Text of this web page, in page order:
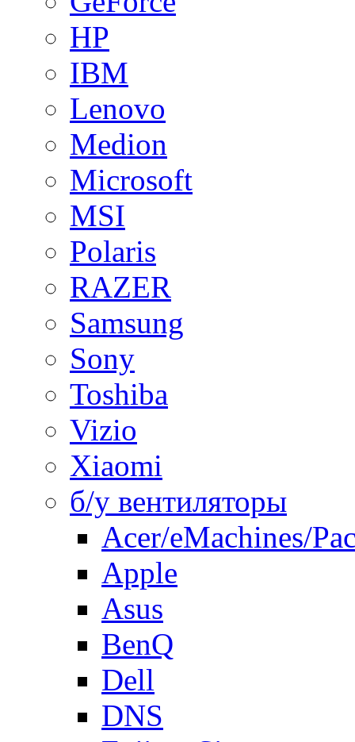
HP
IBM
Lenovo
Medion
Microsoft
MSI
Polaris
RAZER
Samsung
Sony
Toshiba
Vizio
Xiaomi
б/у вентиляторы
Acer/eMachines/
Apple
Asus
BenQ
Dell
DNS